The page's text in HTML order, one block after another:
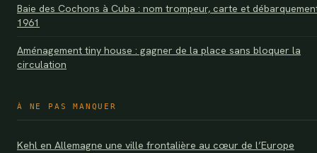
Baie des Cochons à Cuba : nom trompeur, carte et
1961
Aménagement tiny house : gagner de la place sans bloquer la
circulation
À NE PAS MANQUER
Kehl en Allemagne une ville frontalière au cœur de l’Europe